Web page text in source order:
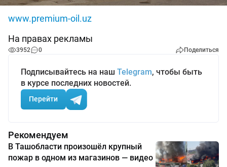
www.premium-oil.uz
На правах рекламы
3952 0 Поделиться
Подписывайтесь на наш Telegram, чтобы быть
в курсе последних новостей.
Перейти
Рекомендуем
В Ташобласти произошёл крупный
пожар в одном из магазинов — видео